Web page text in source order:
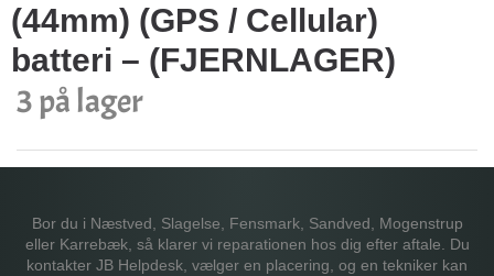
(44mm) (GPS / Cellular)
batteri – (FJERNLAGER)
3 på lager
Bor du i Næstved, Slagelse, Fensmark, Sandved, Mogenstrup
eller Karrebæk, så klarer vi reparationen hos dig efter aftale. Du
kontakter JB Helpdesk, vælger en placering, og en tekniker kan